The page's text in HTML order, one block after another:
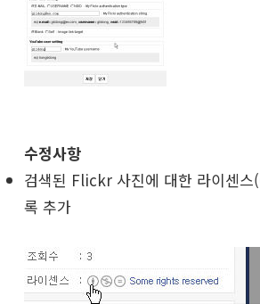
수정사항
검색된 Flickr 사진에 대한 라이센스
록 추가